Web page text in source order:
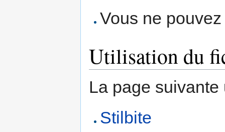
Vous ne
Utilisation du
La page
Stilbite